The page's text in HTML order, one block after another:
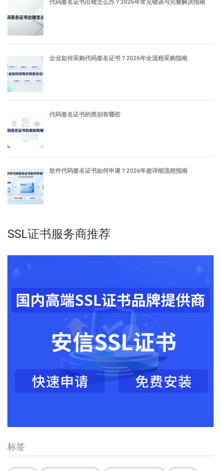
代码签名证书出错怎么办？2026年常见错误与完整解决指南
企业如何采购代码签名证书？2026年全流程采购指南
代码签名证书的类别有哪些
软件代码签名证书如何申请？2026年超详细流程指南
SSL证书服务商推荐
标签